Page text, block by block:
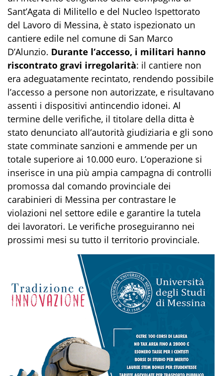
Sant’Agata di Militello e del Nucleo Ispettorato
del Lavoro di Messina, è stato ispezionato un
cantiere edile nel comune di San Marco
D’Alunzio. Durante l’accesso, i militari hanno
riscontrato gravi irregolarità: il cantiere non
era adeguatamente recintato, rendendo possibile
l’accesso a persone non autorizzate, e risultavano
assenti i dispositivi antincendio idonei. Al
termine delle verifiche, il titolare della ditta è
stato denunciato all’autorità giudiziaria e gli sono
state comminate sanzioni e ammende per un
totale superiore ai 10.000 euro. L’operazione si
inserisce in una più ampia campagna di controlli
promossa dal comando provinciale dei
carabinieri di Messina per contrastare le
violazioni nel settore edile e garantire la tutela
dei lavoratori. Le verifiche proseguiranno nei
prossimi mesi su tutto il territorio provinciale.